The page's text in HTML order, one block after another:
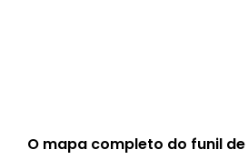
O mapa completo do funil